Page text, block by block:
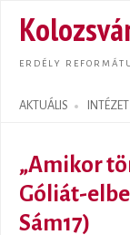
ERDÉLY
AKTUÁLIS INTÉZET
Search form
„Amikor
Góliát-
Sám17)